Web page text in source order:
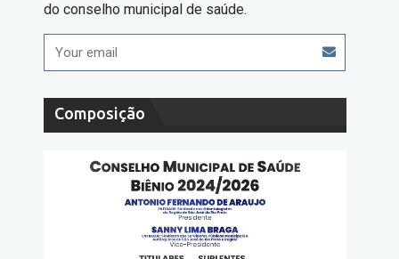
do conselho municipal de saúde.
Composição